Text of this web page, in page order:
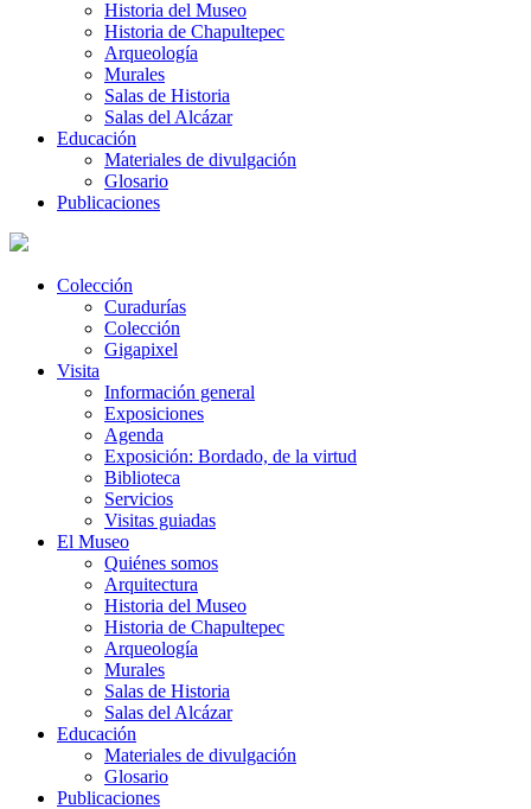
Historia del Museo
Historia de Chapultepec
Arqueología
Murales
Salas de Historia
Salas del Alcázar
Educación
Materiales de divulgación
Glosario
Publicaciones
Colección
Curadurías
Colección
Gigapixel
Visita
Información general
Exposiciones
Agenda
Exposición: Bordado, de la virtud
Biblioteca
Servicios
Visitas guiadas
El Museo
Quiénes somos
Arquitectura
Historia del Museo
Historia de Chapultepec
Arqueología
Murales
Salas de Historia
Salas del Alcázar
Educación
Materiales de divulgación
Glosario
Publicaciones